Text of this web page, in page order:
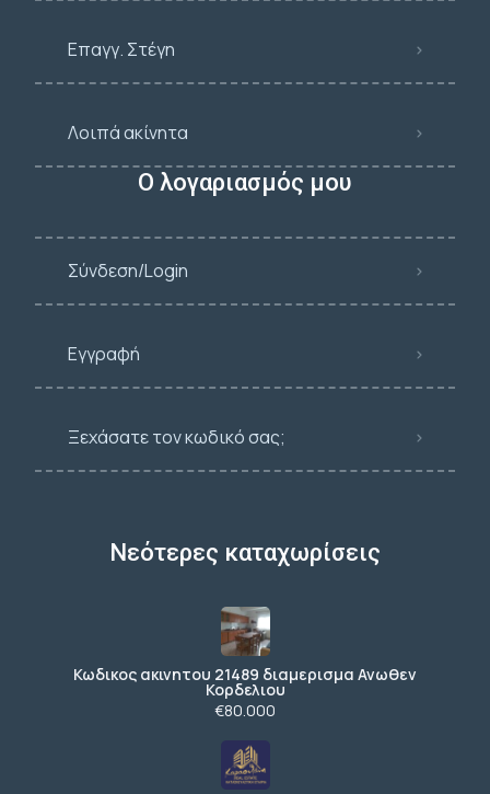
Επαγγ. Στέγη
Λοιπά ακίνητα
Ο λογαριασμός μου
Σύνδεση/Login
Εγγραφή
Ξεχάσατε τον κωδικό σας;
Νεότερες καταχωρίσεις
Κωδικος ακινητου 21489 διαμερισμα Ανωθεν
Κορδελιου
€80.000